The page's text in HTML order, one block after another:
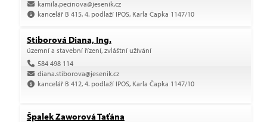
kamila.pecinova@jesenik.cz
kancelář B 415, 4. podlaží IPOS, Karla Čapka 1147/10
Stiborová Diana, Ing.
územní a stavební řízení, zvláštní užívání
584 498 114
diana.stiborova@jesenik.cz
kancelář B 412, 4. podlaží IPOS, Karla Čapka 1147/10
Špalek Zaworová Taťána